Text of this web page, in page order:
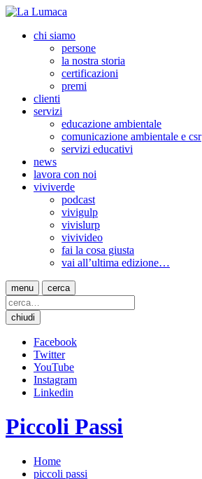
chi siamo
persone
la nostra storia
certificazioni
premi
clienti
servizi
educazione ambientale
comunicazione ambientale e csr
servizi educativi
news
lavora con noi
viviverde
podcast
vivigulp
vivislurp
vivivideo
fai la cosa giusta
vai all’ultima edizione…
menu cerca
chiudi
Facebook
Twitter
YouTube
Instagram
Linkedin
Piccoli Passi
Home
piccoli passi